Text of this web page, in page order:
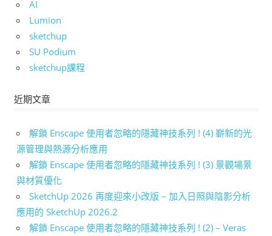
AI
Lumion
sketchup
SU Podium
sketchup課程
近期文章
解鎖 Enscape 使用者忽略的隱藏神技系列 ! (4) 嶄新的光
源管理與熱源分析應用
解鎖 Enscape 使用者忽略的隱藏神技系列 ! (3) 景觀場景
與材質優化
SketchUp 2026 再度迎來小改版 – 加入日照與陰影分析
應用的 SketchUp 2026.2
解鎖 Enscape 使用者忽略的隱藏神技系列 ! (2) – Veras